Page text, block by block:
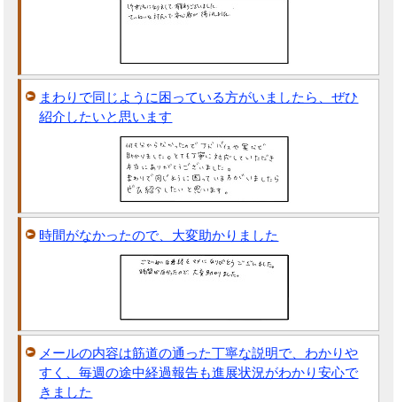
まわりで同じように困っている方がいましたら、ぜひ
紹介したいと思います
時間がなかったので、大変助かりました
メールの内容は筋道の通った丁寧な説明で、わかりや
すく、毎週の途中経過報告も進展状況がわかり安心で
きました